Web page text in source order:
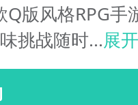
版风格RPG手
挑战随时...展开